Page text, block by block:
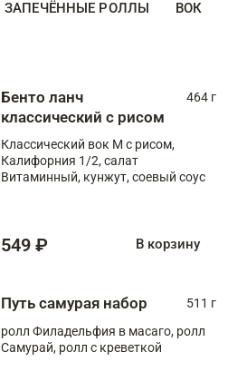
ЗАПЕЧЁННЫЕ РОЛЛЫ ВОК
Бенто ланч
классический с рисом
464 г
Классический вок М с рисом,
Калифорния 1/2, салат
Витаминный, кунжут, соевый соус
549 ₽ В корзину
Путь самурая набор
511 г
ролл Филадельфия в масаго, ролл
Самурай, ролл с креветкой